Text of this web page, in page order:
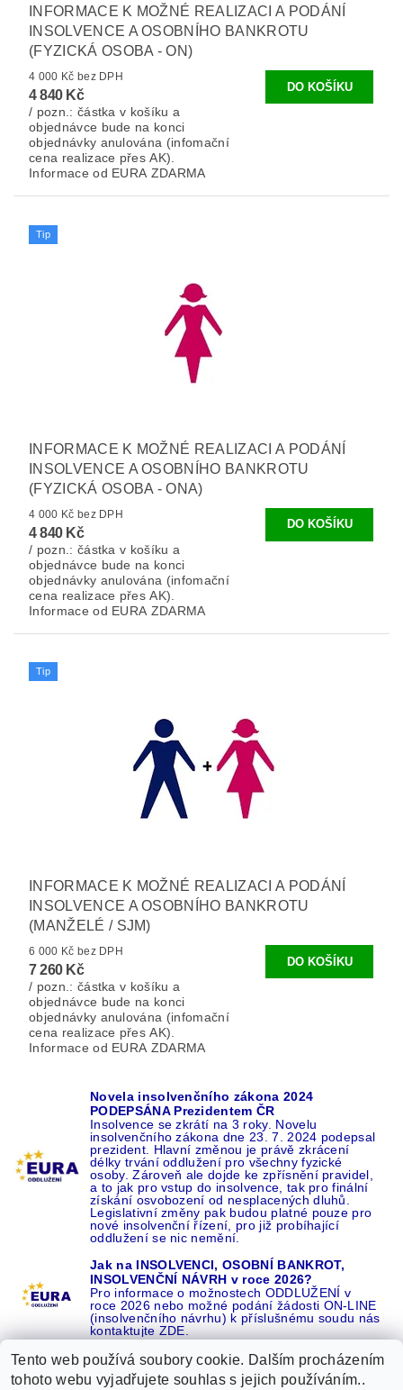
INFORMACE K MOŽNÉ REALIZACI A PODÁNÍ
INSOLVENCE A OSOBNÍHO BANKROTU
(FYZICKÁ OSOBA - ON)
4 000 Kč bez DPH
4 840 Kč
/ pozn.: částka v košíku a
objednávce bude na konci
objednávky anulována (infomační
cena realizace přes AK).
Informace od EURA ZDARMA
Tip
INFORMACE K MOŽNÉ REALIZACI A PODÁNÍ
INSOLVENCE A OSOBNÍHO BANKROTU
(FYZICKÁ OSOBA - ONA)
4 000 Kč bez DPH
4 840 Kč
/ pozn.: částka v košíku a
objednávce bude na konci
objednávky anulována (infomační
cena realizace přes AK).
Informace od EURA ZDARMA
Tip
INFORMACE K MOŽNÉ REALIZACI A PODÁNÍ
INSOLVENCE A OSOBNÍHO BANKROTU
(MANŽELÉ / SJM)
6 000 Kč bez DPH
7 260 Kč
/ pozn.: částka v košíku a
objednávce bude na konci
objednávky anulována (infomační
cena realizace přes AK).
Informace od EURA ZDARMA
Novela insolvenčního zákona 2024
PODEPSÁNA Prezidentem ČR
Insolvence se zkrátí na 3 roky. Novelu
insolvenčního zákona dne 23. 7. 2024 podepsal
prezident. Hlavní změnou je právě zkrácení
délky trvání oddlužení pro všechny fyzické
osoby. Zároveň ale dojde ke zpřísnění pravidel,
a to jak pro vstup do insolvence, tak pro finální
získání osvobození od nesplacených dluhů.
Legislativní změny pak budou platné pouze pro
nové insolvenční řízení, pro již probíhající
oddlužení se nic nemění.
Jak na INSOLVENCI, OSOBNÍ BANKROT,
INSOLVENČNÍ NÁVRH v roce 2026?
Pro informace o možnostech ODDLUŽENÍ v
roce 2026 nebo možné podání žádosti ON-LINE
(insolvenčního návrhu) k příslušnému soudu nás
kontaktujte ZDE.
Tento web používá soubory cookie. Dalším procházením
tohoto webu vyjadřujete souhlas s jejich používáním..